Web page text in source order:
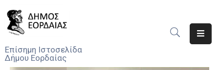
Επίσημη Ιστοσελίδα
Δήμου Εορδαίας
Ο